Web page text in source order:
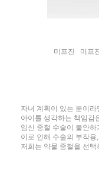
미프진 미프
자녀 계획이 있는 분이
아이를 생각하는 책임감
임신 중절 수술이 불안
이로 인해 수술의 부작
저희는 약물 중절을 선